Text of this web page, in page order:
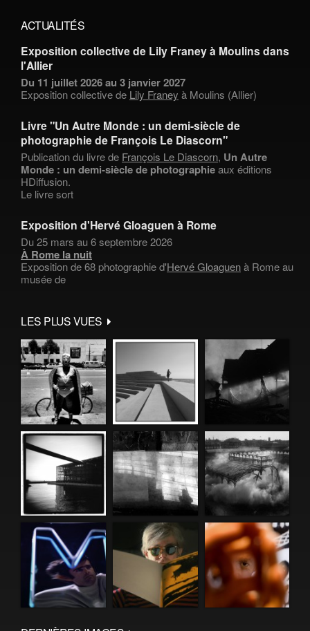
ACTUALITÉS
Exposition collective de Lily Franey à Moulins dans
l'Allier
Du 11 juillet 2026 au 3 janvier 2027
Exposition collective de Lily Franey à Moulins (Allier)
Livre "Un Autre Monde : un demi-siècle de
photographie de François Le Diascorn"
Publication du livre de François Le Diascorn, Un Autre
Monde : un demi-siècle de photographieaux éditions
HDiffusion.
Le livre sort
Exposition d'Hervé Gloaguen à Rome
Du 25 mars au 6 septembre 2026
À Rome la nuit
Exposition de 68 photographie d'Hervé Gloaguenà Rome au
musée de
LES PLUS VUES